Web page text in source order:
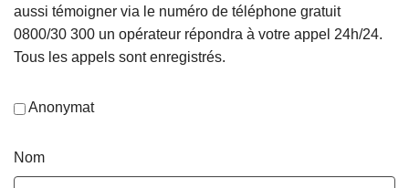
aussi témoigner via le numéro de téléphone gratuit
0800/30 300 un opérateur répondra à votre appel 24h/24.
Tous les appels sont enregistrés.
Anonymat
Nom